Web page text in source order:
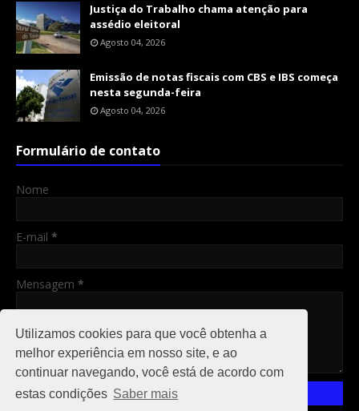
Utilizamos cookies para que você obtenha a
melhor experiência em nosso site, e ao
continuar navegando, você está de acordo com
estas condições Saber mais
Justiça do Trabalho chama atenção para
assédio eleitoral
Agosto 04, 2026
Emissão de notas fiscais com CBS e IBS começa
nesta segunda-feira
Agosto 04, 2026
Formulário de contato
Nome
E-mail *
Mensagem *